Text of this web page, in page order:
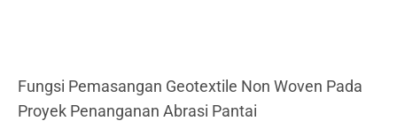
Fungsi Pemasangan Geotextile Non Woven Pada
Proyek Penanganan Abrasi Pantai